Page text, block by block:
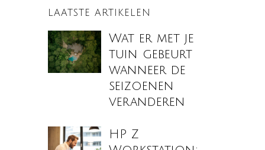
LAATSTE ARTIKELEN
Wat er met je
tuin gebeurt
wanneer de
seizoenen
veranderen
HP Z